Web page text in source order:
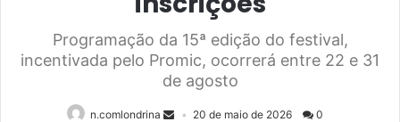
Programação da 15ª edição do festival,
incentivada pelo Promic, ocorrerá entre 22 e 31
de agosto
n.comlondrina 20 de maio de 2026 0